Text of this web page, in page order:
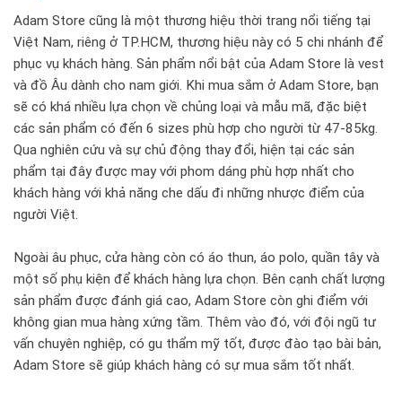
Adam Store cũng là một thương hiệu thời trang nổi tiếng tại
Việt Nam, riêng ở TP.HCM, thương hiệu này có 5 chi nhánh để
phục vụ khách hàng. Sản phẩm nổi bật của Adam Store là vest
và đồ Âu dành cho nam giới. Khi mua sắm ở Adam Store, bạn
sẽ có khá nhiều lựa chọn về chủng loại và mẫu mã, đặc biệt
các sản phẩm có đến 6 sizes phù hợp cho người từ 47-85kg.
Qua nghiên cứu và sự chủ động thay đổi, hiện tại các sản
phẩm tại đây được may với phom dáng phù hợp nhất cho
khách hàng với khả năng che dấu đi những nhược điểm của
người Việt.
Ngoài âu phục, cửa hàng còn có áo thun, áo polo, quần tây và
một số phụ kiện để khách hàng lựa chọn. Bên cạnh chất lượng
sản phẩm được đánh giá cao, Adam Store còn ghi điểm với
không gian mua hàng xứng tầm. Thêm vào đó, với đội ngũ tư
vấn chuyên nghiệp, có gu thẩm mỹ tốt, được đào tạo bài bản,
Adam Store sẽ giúp khách hàng có sự mua sắm tốt nhất.